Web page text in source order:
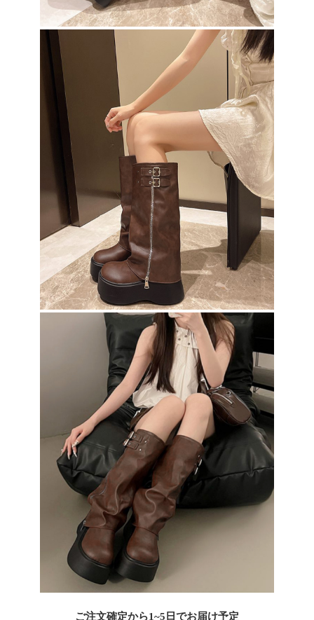
ご注文確定から1~5日でお届け予定